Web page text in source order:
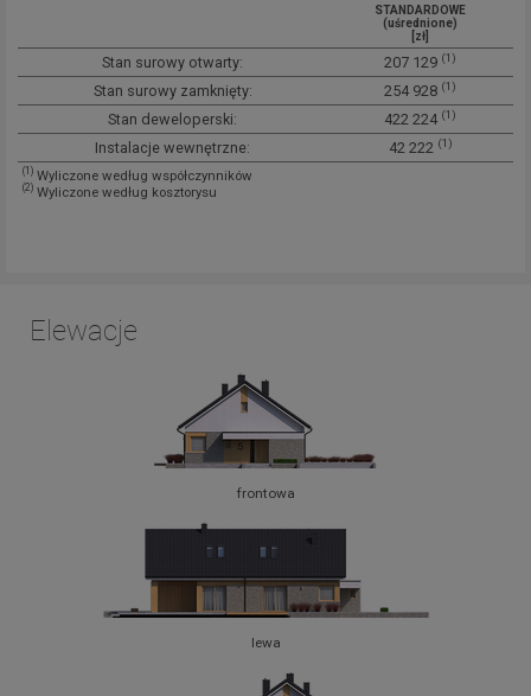
STANDARDOWE
(uśrednione)
[zł]
Stan surowy otwarty: 207 129 (1)
Stan surowy zamknięty: 254 928 (1)
Stan deweloperski: 422 224 (1)
Instalacje wewnętrzne: 42 222 (1)
(1) Wyliczone według współczynników
(2) Wyliczone według kosztorysu
Elewacje
frontowa
lewa